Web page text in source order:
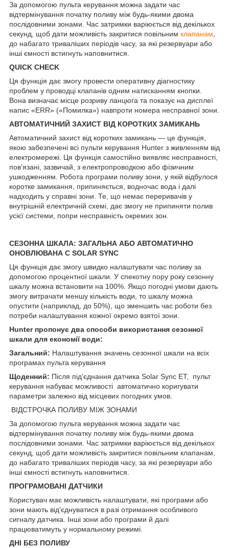
За допомогою пульта керування можна задати час
відтермінування початку поливу між будь-якими двома
послідовними зонами. Час затримки варіюється від декількох
секунд, щоб дати можливість закритися повільним клапанам,
до набагато триваліших періодів часу, за які резервуари або
інші ємності встигнуть наповнитися.
QUICK CHECK
Ця функція дає змогу провести оперативну діагностику
проблем у проводці клапанів одним натисканням кнопки.
Вона визначає місце розриву ланцюга та показує на дисплеї
напис «ERR» («Помилка») навпроти номера несправної зони.
АВТОМАТИЧНИЙ ЗАХИСТ ВІД КОРОТКИХ ЗАМИКАНЬ
Автоматичний захист від коротких замикань — це функція,
якою забезпечені всі пульти керування Hunter з живленням від
електромережі. Ця функція самостійно виявляє несправності,
пов'язані, зазвичай, з електропроводкою або фізичним
ушкодженням. Робота програми поливу зони, у якій відбулося
коротке замикання, припиняється, водночас вода і далі
надходить у справні зони. Те, що немає переривачів у
внутрішній електричній схемі, дає змогу не припиняти полив
усієї системи, попри несправність окремих зон.
СЕЗОННА ШКАЛА: ЗАГАЛЬНА АБО АВТОМАТИЧНО
ОНОВЛЮВАНА C SOLAR SYNC
Ця функція дає змогу швидко налаштувати час поливу за
допомогою процентної шкали. У спекотну пору року сезонну
шкалу можна встановити на 100%. Якщо погодні умови дають
змогу витрачати меншу кількість води, то шкалу можна
опустити (наприклад, до 50%), що зменшить час роботи без
потреби налаштування кожної окремо взятої зони.
Hunter пропонує два способи використання сезонної
шкали для економії води:
Загальний: Налаштування значень сезонної шкали на всіх
програмах пульта керування
Щоденний: Після під'єднання датчика Solar Sync ET, пульт
керування набуває можливості автоматично коригувати
параметри залежно від місцевих погодних умов.
ВІДСТРОЧКА ПОЛИВУ МІЖ ЗОНАМИ
За допомогою пульта керування можна задати час
відтермінування початку поливу між будь-якими двома
послідовними зонами. Час затримки варіюється від декількох
секунд, щоб дати можливість закритися повільним клапанам,
до набагато триваліших періодів часу, за які резервуари або
інші ємності встигнуть наповнитися.
ПРОГРАМОВАНІ ДАТЧИКИ
Користувач має можливість налаштувати, які програми або
зони мають від'єднуватися в разі отримання особливого
сигналу датчика. Інші зони або програми й далі
працюватимуть у нормальному режимі.
ДНІ БЕЗ ПОЛИВУ